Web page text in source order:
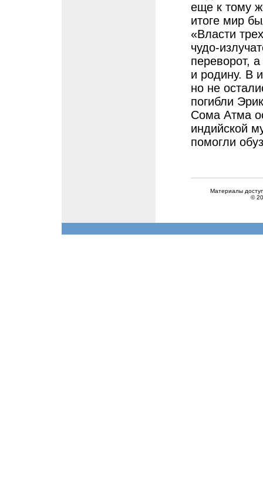
еще к тому
итоге мир
«Власти
чудо-
переворот,
и родину. В
но не
погибли
Сома Атма
индийской
помогли